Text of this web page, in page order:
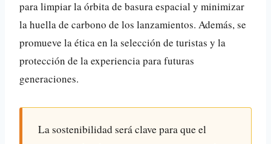
para limpiar la órbita de basura espacial y minimizar
la huella de carbono de los lanzamientos. Además, se
promueve la ética en la selección de turistas y la
protección de la experiencia para futuras
generaciones.
La sostenibilidad será clave para que el